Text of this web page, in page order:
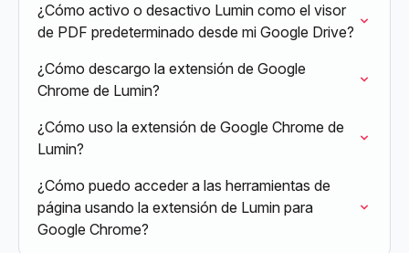
¿Cómo activo o desactivo Lumin como el visor
de PDF predeterminado desde mi Google Drive?
¿Cómo descargo la extensión de Google
Chrome de Lumin?
¿Cómo uso la extensión de Google Chrome de
Lumin?
¿Cómo puedo acceder a las herramientas de
página usando la extensión de Lumin para
Google Chrome?